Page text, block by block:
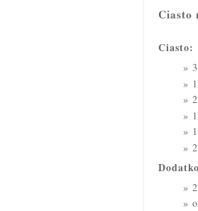
Ciasto
Ciasto: